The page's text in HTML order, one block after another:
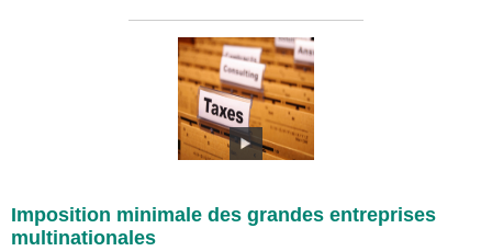
Imposition minimale des grandes entreprises
multinationales